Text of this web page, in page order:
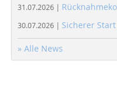
31.07.2026 |
30.07.2026 | Sicherer
» Alle News